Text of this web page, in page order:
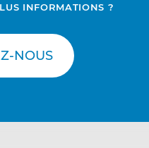
INFORMATIONS ?
NOUS